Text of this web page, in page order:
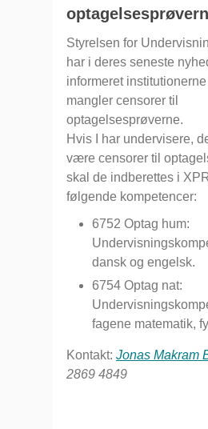
Styrelsen for
har i deres seneste
informeret
mangler censorer til
optagelsesprøverne.
Hvis I har undervisere,
være censorer til
skal de indberettes i
følgende kompetencer:
6752 Optag hum:
dansk og engelsk.
6754 Optag nat:
fagene matematik,
Kontakt: Jonas Makram
2869 4849